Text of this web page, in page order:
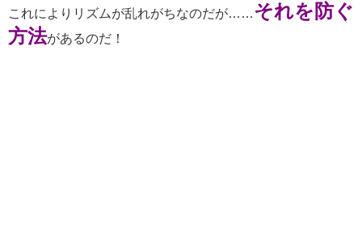
これによりリズムが乱れがちなのだが……それを防ぐ
方法があるのだ！